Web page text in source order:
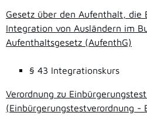
Gesetz über den Aufenthalt, die
Integration von Ausländern im
Aufenthaltsgesetz (AufenthG)
§ 43 Integrationskurs
Verordnung zu
(Einbürgerungstestverordnung -